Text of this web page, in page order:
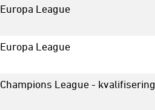
Europa League
Europa League
Champions League - kvalifisering